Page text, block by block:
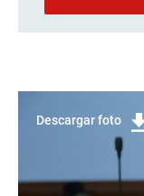
Descargar foto